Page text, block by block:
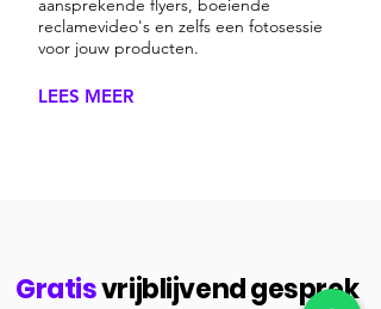
aansprekende flyers, boeiende
reclamevideo's en zelfs een fotosessie
voor jouw producten.
LEES MEER
Gratisvrijblijvend gesprek